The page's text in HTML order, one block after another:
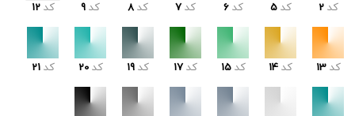
کد 2 کد 5 کد 6 کد 7 کد 8 کد 9 کد 12
کد 13 کد 14 کد 15 کد 17 کد 19 کد 20 کد 21